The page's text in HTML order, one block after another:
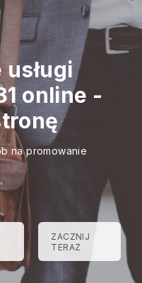
online -
na promowanie
ZACZNIJ
TERAZ